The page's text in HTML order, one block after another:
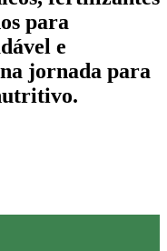
para
e
jornada para